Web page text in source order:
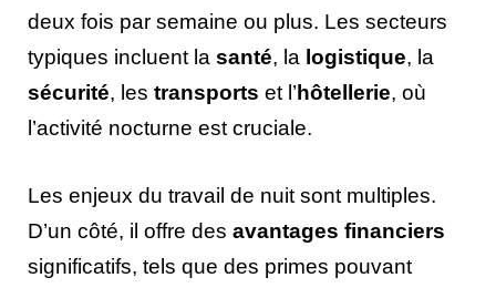
deux fois par semaine ou plus. Les secteurs
typiques incluent la santé, la logistique, la
sécurité, les transports et l’hôtellerie, où
l’activité nocturne est cruciale.
Les enjeux du travail de nuit sont multiples.
D’un côté, il offre des avantages financiers
significatifs, tels que des primes pouvant